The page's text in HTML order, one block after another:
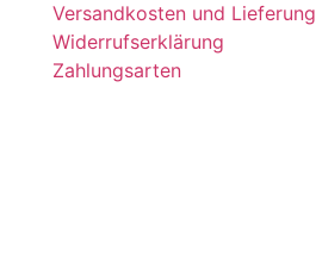
Versandkosten und Lieferung
Widerrufserklärung
Zahlungsarten